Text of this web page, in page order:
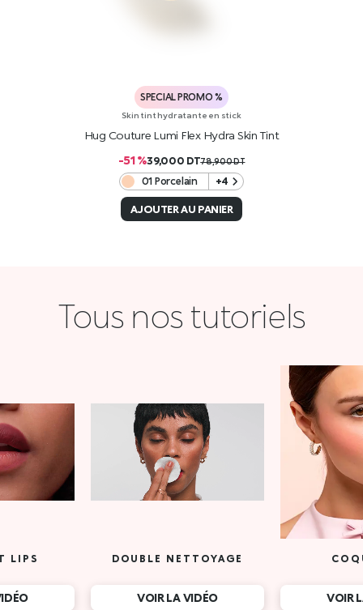
SPECIAL PROMO %
Skin tint hydratante en stick
Hug Couture Lumi Flex Hydra Skin Tint
-51 %39,000 DT78,900DT
01 Porcelain +4
AJOUTER AU PANIER
Tous nos tutoriels
LIPS DOUBLE NETTOYAGE
VOIR LA VIDÉO VOIR